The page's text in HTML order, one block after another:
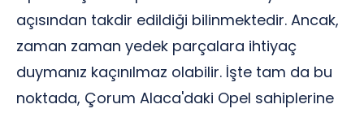
açısından takdir edildiği bilinmektedir. Ancak,
zaman zaman yedek parçalara ihtiyaç
duymanız kaçınılmaz olabilir. İşte tam da bu
noktada, Çorum Alaca'daki Opel sahiplerine